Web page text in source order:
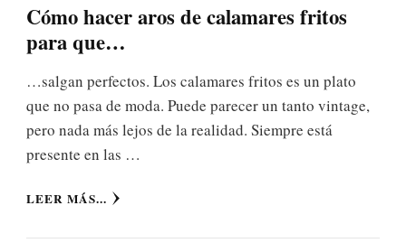
Cómo hacer aros de calamares fritos
para que…
…salgan perfectos. Los calamares fritos es un plato
que no pasa de moda. Puede parecer un tanto vintage,
pero nada más lejos de la realidad. Siempre está
presente en las …
LEER MÁS...